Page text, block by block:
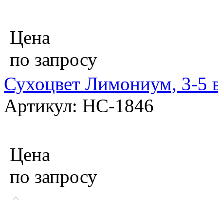
Цена
по запросу
Сухоцвет Лимониум, 3-5
Артикул: НС-1846
Цена
по запросу